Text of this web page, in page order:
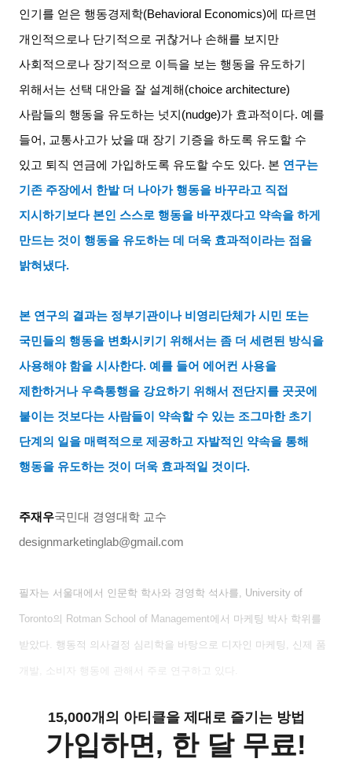
인기를 얻은 행동경제학(Behavioral Economics)에 따르면
개인적으로나 단기적으로 귀찮거나 손해를 보지만
사회적으로나 장기적으로 이득을 보는 행동을 유도하기
위해서는 선택 대안을 잘 설계해 (choice architecture)
사람들의 행동을 유도하는 넛지 (nudge)가 효과적이다.예를
들어 , 교통사고가 났을 때 장기 기증을 하도록 유도할 수
있고 퇴직 연금에 가입하도록 유도할 수도 있다. 본 연구는
기존 주장에서 한발 더 나아가 행동을 바꾸라고 직접
지시하기보다 본인 스스로 행동을 바꾸겠다고 약속을 하게
만드는 것이 행동을 유도하는 데 더욱 효과적이라는 점을
밝혀냈다.
본 연구의 결과는 정부기관이나 비영리단체가 시민 또는
국민들의 행동을 변화시키기 위해서는 좀 더 세련된 방식을
사용해야 함을 시사한다.예를 들어 에어컨 사용을
제한하거나 우측통행을 강요하기 위해서 전단지를 곳곳에
붙이는 것보다는 사람들이 약속할 수 있는 조그마한 초기
단계의 일을 매력적으로 제공하고 자발적인 약속을 통해
행동을 유도하는 것이 더욱 효과적일 것이다.
주재우국민대 경영대학 교수
designmarketinglab@gmail.com
필자는 서울대에서 인문학 학사와 경영학 석사를, University of
Toronto의 Rotman School of Management에서 마케팅 박사 학위를
받았다. 행동적 의사결정 심리학을 바탕으로 디자인 마케팅 , 신제 품
소비자 행동에 관해서 주로 연구하고 있다
15,000개의 아티클을 제대로 즐기는 방법
가입하면, 한 달 무료!